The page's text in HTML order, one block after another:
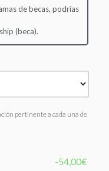
de becas, podrías
(beca).
pertinente a cada una de
-54,00€